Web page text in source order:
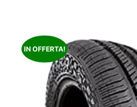
IN OFFERTA!